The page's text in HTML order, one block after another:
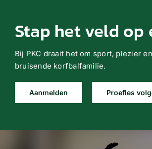
Stap het veld op
Bij PKC draait het om sport, plezier
bruisende korfbalfamilie.
Aanmelden Proefles